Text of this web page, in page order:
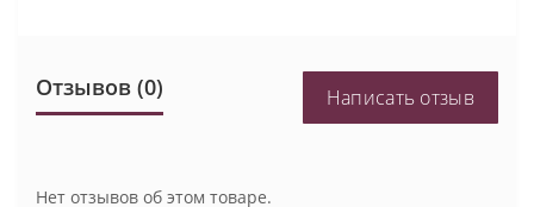
Отзывов (0) Написать отзыв
Нет отзывов об этом товаре.